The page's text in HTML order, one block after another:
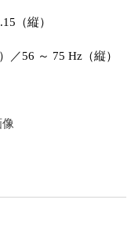
（縦）
／56 ～ 75 Hz（縦）